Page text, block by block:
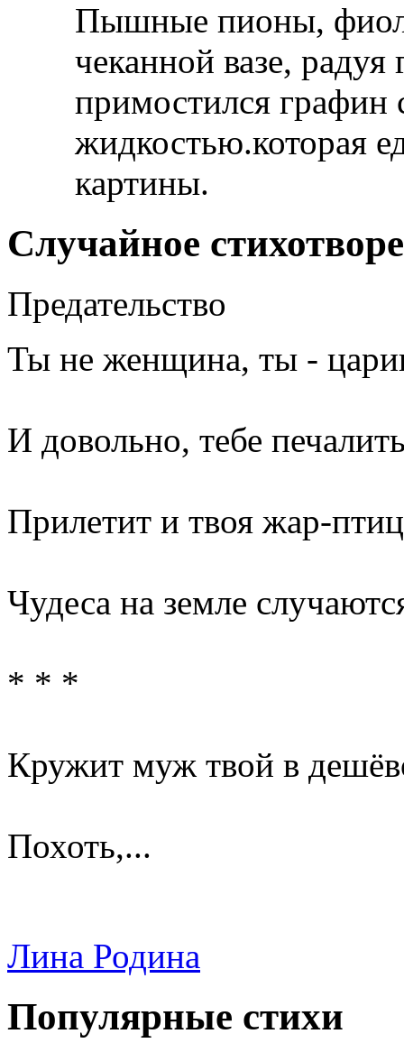
Пышные пионы,
чеканной вазе,
примостился графин
жидкостью.которая
картины.
Случайное
Предательство
Ты не женщина, ты -
И довольно, тебе
Прилетит и твоя жар-
Чудеса на земле
* * *
Кружит муж твой в
Похоть,...
Лина Родина
Популярные стихи